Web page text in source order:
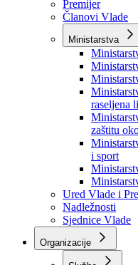
Vlada
Vlada BPK
Premijer
Članovi Vlade
Ministarstva
raseljena
zaštitu
i sport
Ured Vlade i
Nadležnosti
Sjednice Vlade